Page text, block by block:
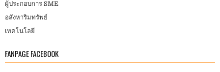
ผู้ประกอบการ SME
อสังหาริมทรัพย์
เทคโนโลยี
FANPAGE FACEBOOK